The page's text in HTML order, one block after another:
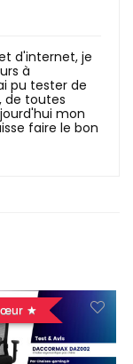
d'internet, je
à
pu tester de
de toutes
mon
faire le bon